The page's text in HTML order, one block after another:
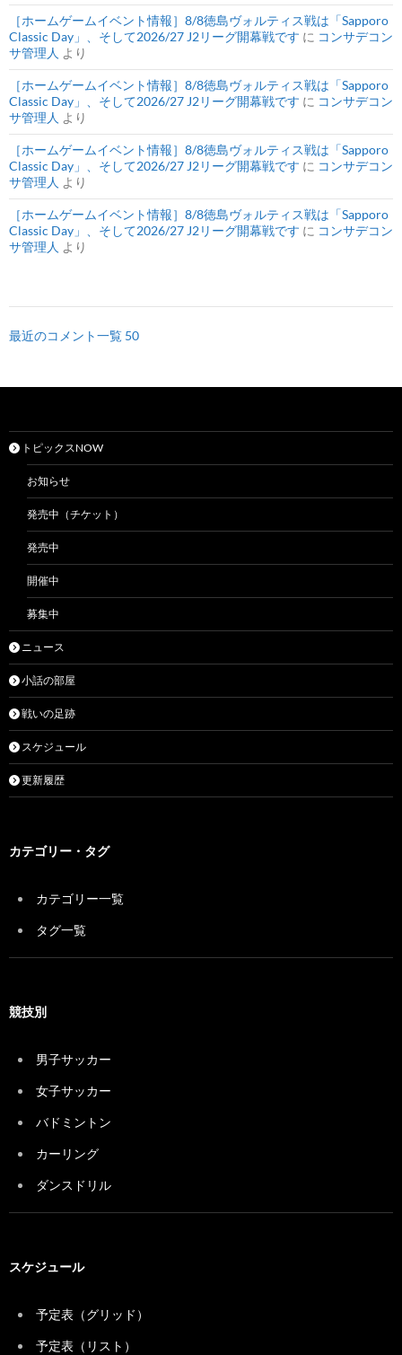
［ホームゲームイベント情報］8/8徳島ヴォルティス戦は「Sapporo
Classic Day」、そして2026/27 J2リーグ開幕戦です に コンサデコン
サ管理人 より
［ホームゲームイベント情報］8/8徳島ヴォルティス戦は「Sapporo
Classic Day」、そして2026/27 J2リーグ開幕戦です に コンサデコン
サ管理人 より
［ホームゲームイベント情報］8/8徳島ヴォルティス戦は「Sapporo
Classic Day」、そして2026/27 J2リーグ開幕戦です に コンサデコン
サ管理人 より
［ホームゲームイベント情報］8/8徳島ヴォルティス戦は「Sapporo
Classic Day」、そして2026/27 J2リーグ開幕戦です に コンサデコン
サ管理人 より
最近のコメント一覧 50
トピックスNOW
お知らせ
発売中（チケット）
発売中
開催中
募集中
ニュース
小話の部屋
戦いの足跡
スケジュール
更新履歴
カテゴリー・タグ
カテゴリー一覧
タグ一覧
競技別
男子サッカー
女子サッカー
バドミントン
カーリング
ダンスドリル
スケジュール
予定表（グリッド）
予定表（リスト）